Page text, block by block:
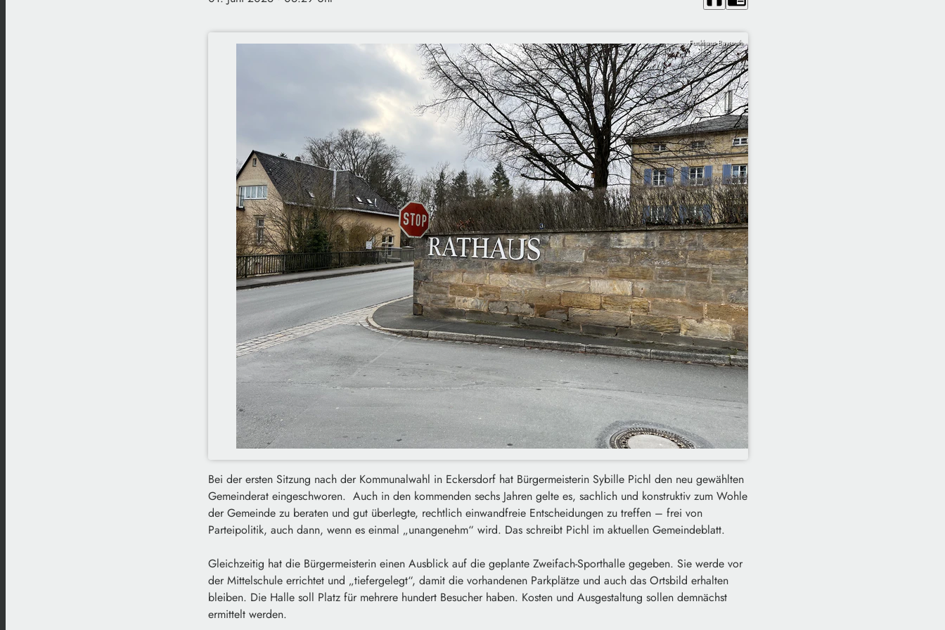
Funkhaus Bayreuth
Bei der ersten Sitzung nach der Kommunalwahl in Eckersdorf hat Bürgermeisterin Sybille Pichl den neu gewählten
Gemeinderat eingeschworen. Auch in den kommenden sechs Jahren gelte es, sachlich und konstruktiv zum Wohle
der Gemeinde zu beraten und gut überlegte, rechtlich einwandfreie Entscheidungen zu treffen – frei von
Parteipolitik, auch dann, wenn es einmal „unangenehm“ wird. Das schreibt Pichl im aktuellen Gemeindeblatt.
Gleichzeitig hat die Bürgermeisterin einen Ausblick auf die geplante Zweifach-Sporthalle gegeben. Sie werde vor
der Mittelschule errichtet und „tiefergelegt“, damit die vorhandenen Parkplätze und auch das Ortsbild erhalten
bleiben. Die Halle soll Platz für mehrere hundert Besucher haben. Kosten und Ausgestaltung sollen demnächst
ermittelt werden.